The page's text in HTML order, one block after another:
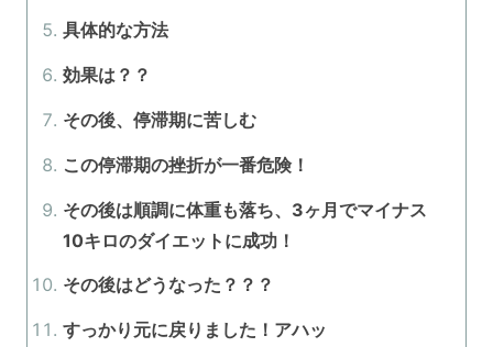
具体的な方法
効果は？？
その後、停滞期に苦しむ
この停滞期の挫折が一番危険！
その後は順調に体重も落ち、3ヶ月でマイナス
10キロのダイエットに成功！
その後はどうなった？？？
すっかり元に戻りました！アハッ